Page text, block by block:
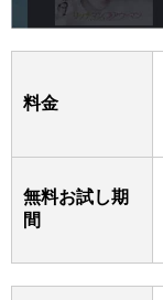
料金
無料お試し期
間